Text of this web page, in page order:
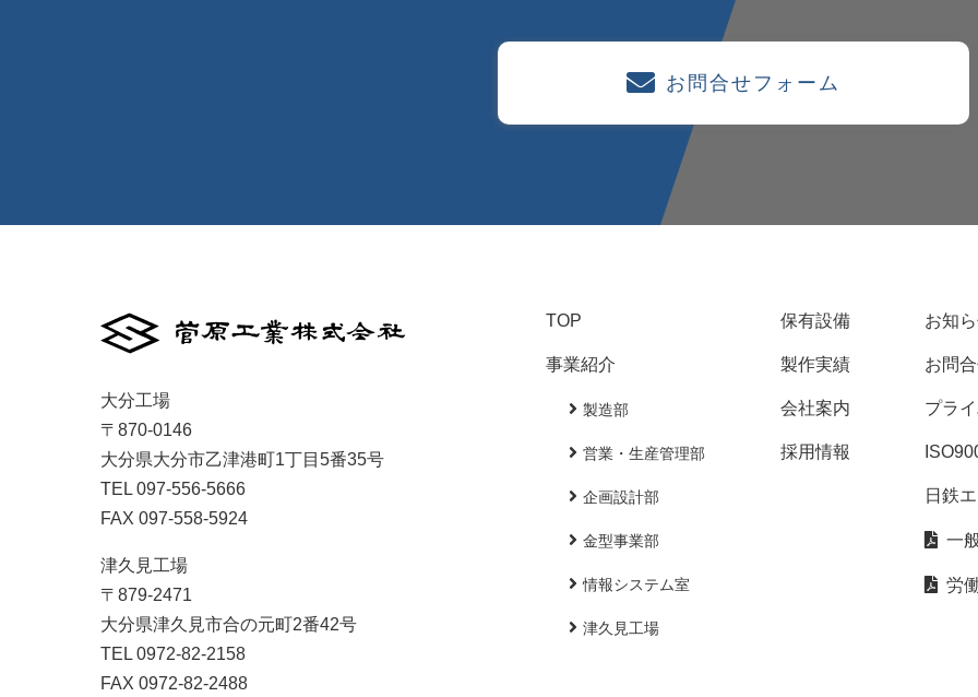
お問合せフォーム
大分工場
〒870-0146
大分県大分市乙津港町1丁目5番35号
TEL 097-556-5666
FAX 097-558-5924
津久見工場
〒879-2471
大分県津久見市合の元町2番42号
TEL 0972-82-2158
FAX 0972-82-2488
TOP
事業紹介
製造部
営業・生産管理部
企画設計部
金型事業部
情報システム室
津久見工場
保有設備
製作実績
会社案内
採用情報
お知
お問
プラ
日鉄
一
労